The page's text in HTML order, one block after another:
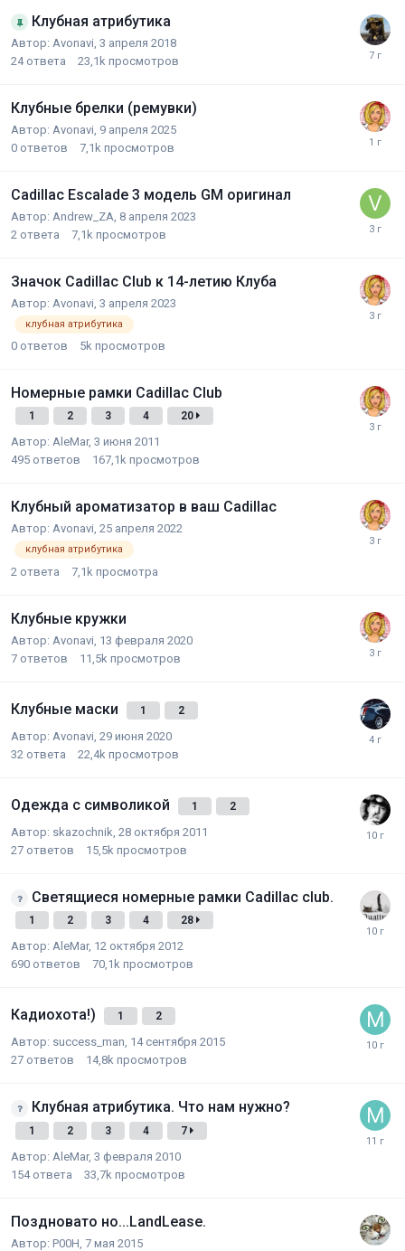
Клубная атрибутика
Автор: Avonavi, 3 апреля 2018
24 ответа 23,1k просмотров
Клубные брелки (ремувки)
Автор: Avonavi, 9 апреля 2025
0 ответов 7,1k просмотров
Cadillac Escalade 3 модель GM оригинал
Автор: Andrew_ZA, 8 апреля 2023
2 ответа 7,1k просмотров
Значок Cadillac Club к 14-летию Клуба
Автор: Avonavi, 3 апреля 2023
клубная атрибутика
0 ответов 5k просмотров
Номерные рамки Cadillac Club
1 2 3 4 20
Автор: AleMar, 3 июня 2011
495 ответов 167,1k просмотров
Клубный ароматизатор в ваш Cadillac
Автор: Avonavi, 25 апреля 2022
клубная атрибутика
2 ответа 7,1k просмотра
Клубные кружки
Автор: Avonavi 13 февраля 2020
7 ответов 11,5k просмотров
Клубные маски 1 2
Автор: Avonavi 29 июня 2020
32 ответа 22,4k просмотров
Одежда с символикой 1 2
Автор: skazochnik 28 октября 2011
27 ответов 15,5k просмотров
Светящиеся номерные рамки Cadillac club.
1 2 3 4 28
Автор: AleMar, 12 октября 2012
690 ответов 70,1k просмотров
Кадиохота!) 1 2
Автор: success_man, 14 сентября 2015
27 ответов 14,8k просмотров
Клубная атрибутика. Что нам нужно?
1 2 3 4 7
Автор: AleMar, 3 февраля 2010
154 ответа 33,7k просмотров
Поздновато но...LandLease.
Автор: P00H 7 мая 2015